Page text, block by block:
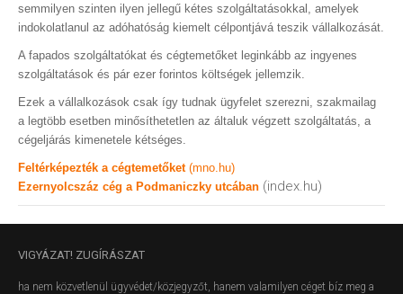
semmilyen szinten ilyen jellegű kétes szolgáltatásokkal, amelyek
indokolatlanul az adóhatóság kiemelt célpontjává teszik vállalkozását.
A fapados szolgáltatókat és cégtemetőket leginkább az ingyenes
szolgáltatások és pár ezer forintos költségek jellemzik.
Ezek a vállalkozások csak így tudnak ügyfelet szerezni, szakmailag
a legtöbb esetben minősíthetetlen az általuk végzett szolgáltatás, a
cégeljárás kimenetele kétséges.
Feltérképezték a cégtemetőket (mno.hu)
Ezernyolcszáz cég a Podmaniczky utcában (index.hu)
VIGYÁZAT! ZUGÍRÁSZAT
ha nem közvetlenül ügyvédet/közjegyzőt, hanem valamilyen céget bíz meg a